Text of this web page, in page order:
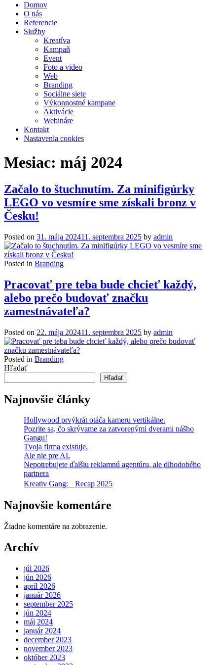
Domov
O nás
Referencie
Služby
Kreatíva
Kampaň
Event
Foto a video
Web
Branding
Sociálne siete
Výkonnostné kampane
Aktivácie
Webináre
Kontakt
Nastavenia cookies
Mesiac: máj 2024
Začalo to štuchnutím. Za minifigúrky
LEGO vo vesmíre sme získali bronz v
Česku!
Posted on 31. mája 202411. septembra 2025 by admin
Posted in Branding
Pracovať pre teba bude chcieť každý,
alebo prečo budovať značku
zamestnávateľa?
Posted on 22. mája 202411. septembra 2025 by admin
Posted in Branding
Hľadať
Hľadať
Najnovšie články
Hollywood prvýkrát otáča kameru vertikálne.
Pozrite sa, čo skrývame za zatvorenými dverami nášho
Gangu!
Tvoja firma existuje.
Ale nie pre AI.
Nepotrebujete ďalšiu reklamnú agentúru, ale dlhodobého
partnera
Kreativ Gang: Recap 2025
Najnovšie komentáre
Žiadne komentáre na zobrazenie.
Archív
júl 2026
jún 2026
apríl 2026
január 2026
september 2025
jún 2024
máj 2024
január 2024
december 2023
november 2023
október 2023